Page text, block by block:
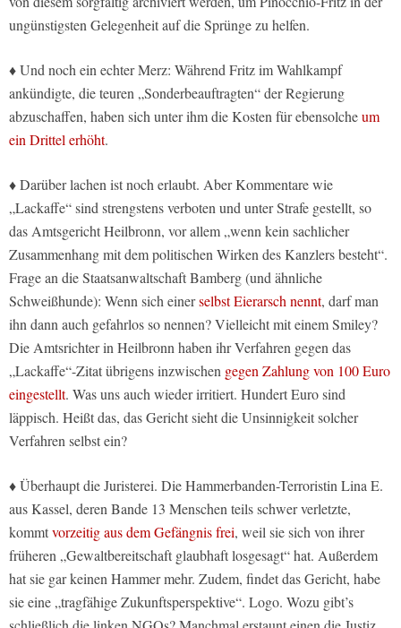
ungünstigsten Gelegenheit auf die Sprünge zu helfen.
♦ Und noch ein echter Merz: Während Fritz im Wahlkampf
ankündigte, die teuren „Sonderbeauftragten“ der Regierung
abzuschaffen, haben sich unter ihm die Kosten für ebensolcheum
ein Drittel erhöht.
♦ Darüber lachen ist noch erlaubt. Aber Kommentare wie
„Lackaffe“ sind strengstens verboten und unter Strafe gestellt, so
das Amtsgericht Heilbronn, vor allem „wenn kein sachlicher
Zusammenhang mit dem politischen Wirken des Kanzlers besteht“.
Frage an die Staatsanwaltschaft Bamberg (und ähnliche
Schweißhunde): Wenn sich einerselbst Eierarsch nennt, darf man
ihn dann auch gefahrlos so nennen? Vielleicht mit einem Smiley?
Die Amtsrichter in Heilbronn haben ihr Verfahren gegen das
„Lackaffe“-Zitat übrigens inzwischen gegen Zahlung von 100 Euro
eingestellt. Was uns auch wieder irritiert. Hundert Euro sind
läppisch. Heißt das, das Gericht sieht die Unsinnigkeit solcher
Verfahren selbst ein?
♦ Überhaupt die Juristerei. Die Hammerbanden-Terroristin Lina E.
aus Kassel, deren Bande 13 Menschen teils schwer verletzte,
kommtvorzeitig aus dem Gefängnis frei, weil sie sich von ihrer
früheren „Gewaltbereitschaft glaubhaft losgesagt“ hat. Außerdem
hat sie gar keinen Hammer mehr. Zudem, findet das Gericht, habe
sie eine „tragfähige Zukunftsperspektive“. Logo. Wozu gibt’s